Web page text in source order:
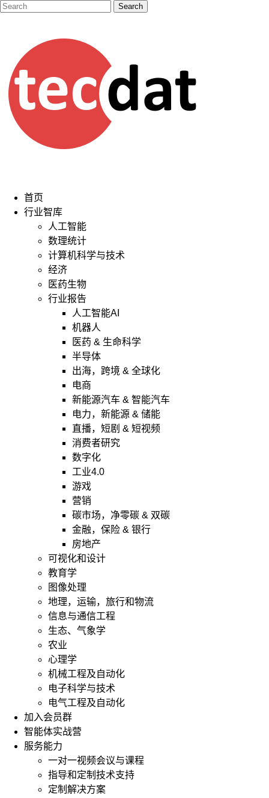
首页
行业智库
人工智能
数理统计
计算机科学与技术
经济
医药生物
行业报告
人工智能AI
机器人
医药 & 生命科学
半导体
出海，跨境 & 全球化
电商
新能源汽车 & 智能汽车
电力，新能源 & 储能
直播，短剧 & 短视频
消费者研究
数字化
工业4.0
游戏
营销
碳市场，净零碳 & 双碳
金融，保险 & 银行
房地产
可视化和设计
教育学
图像处理
地理，运输，旅行和物流
信息与通信工程
生态、气象学
农业
心理学
机械工程及自动化
电子科学与技术
电气工程及自动化
加入会员群
智能体实战营
服务能力
一对一视频会议与课程
指导和定制技术支持
定制解决方案